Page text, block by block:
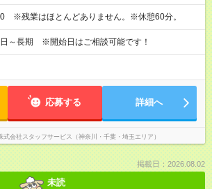
※残業はほとんどありません。※休憩60分。
日～長期 ※開始日はご相談可能です！
応募する 詳細へ
式会社スタッフサービス（神奈川・千葉・埼玉エリア）
掲載日：2026.08.02
未読